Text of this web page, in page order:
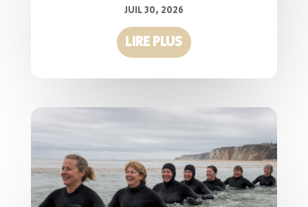
JUIL 30, 2026
LIRE PLUS